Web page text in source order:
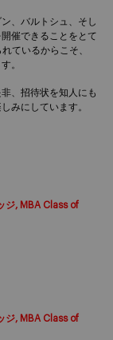
、バルトシュ、そし
催できることをとて
ているからこそ、
。
、招待状を知人にも
みにしています。
ジ, MBA Class of
ジ, MBA Class of